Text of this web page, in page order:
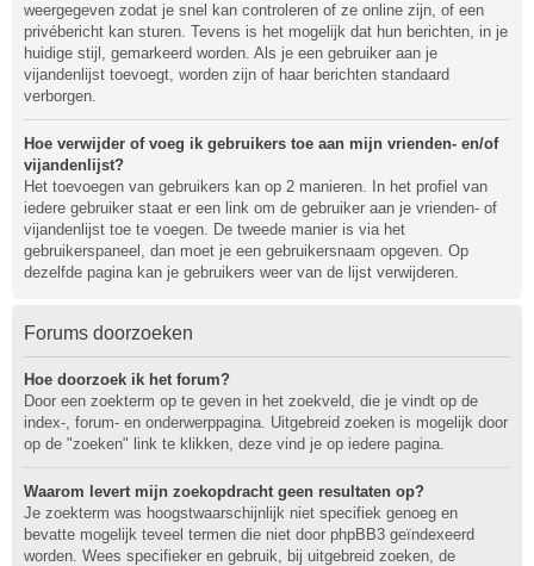
weergegeven zodat je snel kan controleren of ze online zijn, of een
privébericht kan sturen. Tevens is het mogelijk dat hun berichten, in je
huidige stijl, gemarkeerd worden. Als je een gebruiker aan je
vijandenlijst toevoegt, worden zijn of haar berichten standaard
verborgen.
Hoe verwijder of voeg ik gebruikers toe aan mijn vrienden- en/of
vijandenlijst?
Het toevoegen van gebruikers kan op 2 manieren. In het profiel van
iedere gebruiker staat er een link om de gebruiker aan je vrienden- of
vijandenlijst toe te voegen. De tweede manier is via het
gebruikerspaneel, dan moet je een gebruikersnaam opgeven. Op
dezelfde pagina kan je gebruikers weer van de lijst verwijderen.
Forums doorzoeken
Hoe doorzoek ik het forum?
Door een zoekterm op te geven in het zoekveld, die je vindt op de
index-, forum- en onderwerppagina. Uitgebreid zoeken is mogelijk door
op de "zoeken" link te klikken, deze vind je op iedere pagina.
Waarom levert mijn zoekopdracht geen resultaten op?
Je zoekterm was hoogstwaarschijnlijk niet specifiek genoeg en
bevatte mogelijk teveel termen die niet door phpBB3 geïndexeerd
worden. Wees specifieker en gebruik, bij uitgebreid zoeken, de